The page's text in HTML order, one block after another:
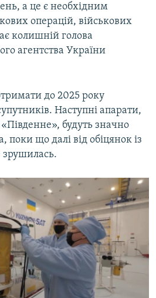
а це є необхідним
операцій, військових
колишній голова
агентства України
до 2025 року
Наступні апарати,
будуть значно
що далі від обіцянок із
зрушилась.